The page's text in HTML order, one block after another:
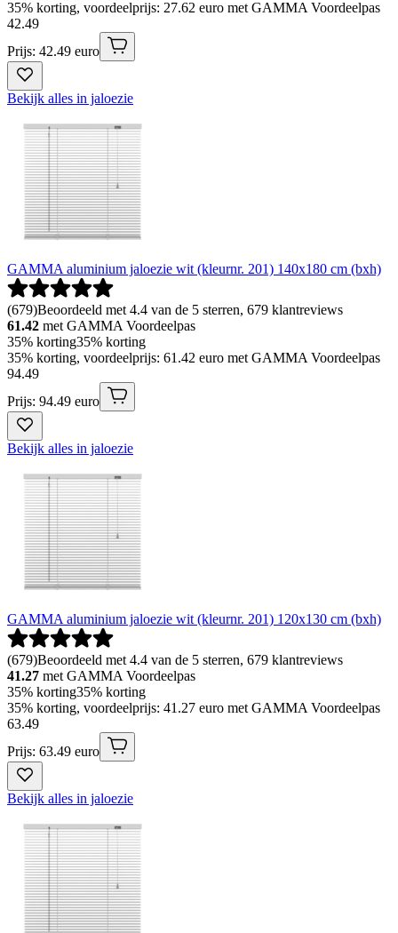
35% korting, voordeelprijs: 27.62 euro met GAMMA Voordeelpas
42.49
Prijs: 42.49 euro
Bekijk alles in jaloezie
GAMMA aluminium jaloezie wit (kleurnr. 201) 140x180 cm (bxh)
(679)Beoordeeld met 4.4 van de 5 sterren, 679 klantreviews
61.42 met GAMMA Voordeelpas
35% korting35% korting
35% korting, voordeelprijs: 61.42 euro met GAMMA Voordeelpas
94.49
Prijs: 94.49 euro
Bekijk alles in jaloezie
GAMMA aluminium jaloezie wit (kleurnr. 201) 120x130 cm (bxh)
(679)Beoordeeld met 4.4 van de 5 sterren, 679 klantreviews
41.27 met GAMMA Voordeelpas
35% korting35% korting
35% korting, voordeelprijs: 41.27 euro met GAMMA Voordeelpas
63.49
Prijs: 63.49 euro
Bekijk alles in jaloezie